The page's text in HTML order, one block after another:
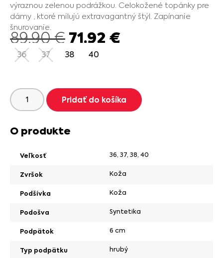
výraznou zelenou podrážkou. Celokožené topánky pre
dámy , ktoré milujú extravagantný štýl. Zapínanie
šnurovanie.
89.90€ 71.92 €
36 37 38 40
Pridať do košíka
O produkte
Veľkosť 36, 37, 38, 40
Zvršok Koža
Podšívka Koža
Podošva Syntetika
Podpätok 6 cm
Typ podpätku hrubý